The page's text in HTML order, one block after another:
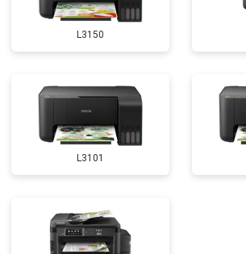
L3150
L3101